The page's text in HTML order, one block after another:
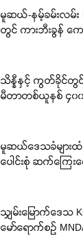
မူဆယ်-နမ့်ခမ်းလမ်း
တွင် ကားဘီးခွန် က
သိန္နီနှင့် ကွတ်ခိုင်တွင်
မီတာတစ်ယူနစ် ၄၀၀
မူဆယ်ဒေသခံမျာ
ပေါင်းစုံ ဆက်ကြေ
သျှမ်းမြောက်ဒေသ
မော်ရောက်စဉ်